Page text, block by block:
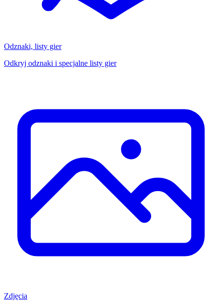
Odznaki, listy gier
Odkryj odznaki i specjalne listy gier
Zdjęcia